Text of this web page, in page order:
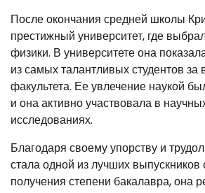
После окончания средней школы
престижный университет, где
физики. В университете она
из самых талантливых студентов
факультета. Ее увлечение наукой
и она активно участвовала в
исследованиях.
Благодаря своему упорству и
стала одной из лучших выпускников
получения степени бакалавра, она